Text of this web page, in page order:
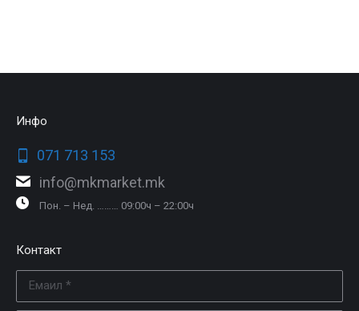
Инфо
071 713 153
info@mkmarket.mk
Пон. – Нед. ……… 09:00ч – 22:00ч
Контакт